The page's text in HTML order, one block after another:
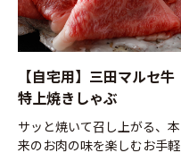
【自宅用】三田マルセ牛
特上焼きしゃぶ
サッと焼いて召し上がる、本
来のお肉の味を楽しむお手軽